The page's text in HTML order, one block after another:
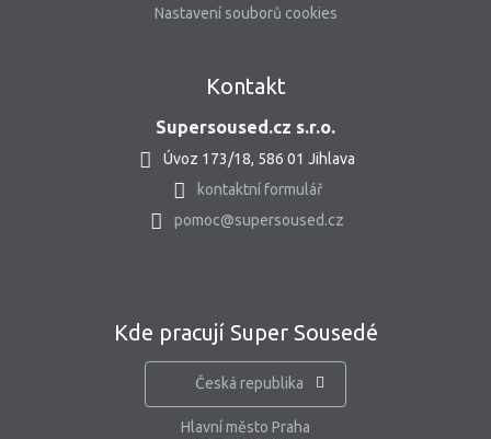
Nastavení souborů cookies
Kontakt
Supersoused.cz s.r.o.
Úvoz 173/18, 586 01 Jihlava
kontaktní formulář
pomoc@supersoused.cz
Kde pracují Super Sousedé
Česká republika
Hlavní město Praha